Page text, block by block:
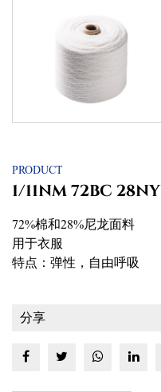
PRODUCT
1/11NM 72BC 28NY
72%棉和28%尼龙面料
用于衣服
特点：弹性，自由呼吸
分享